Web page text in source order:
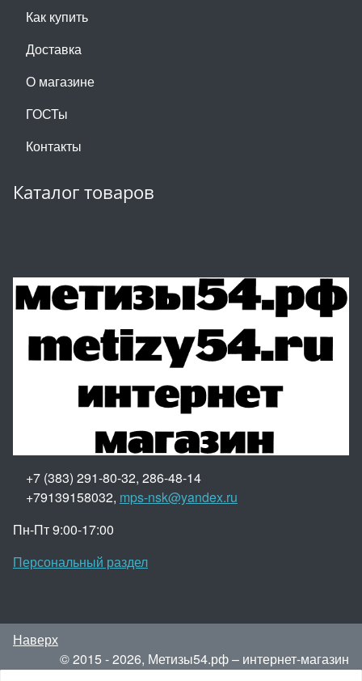
Как купить
Доставка
О магазине
ГОСТы
Контакты
Каталог товаров
+7 (383) 291-80-32, 286-48-14
+79139158032, mps-nsk@yandex.ru
Пн-Пт 9:00-17:00
Персональный раздел
Наверх
© 2015 - 2026, Метизы54.рф – интернет-магазин